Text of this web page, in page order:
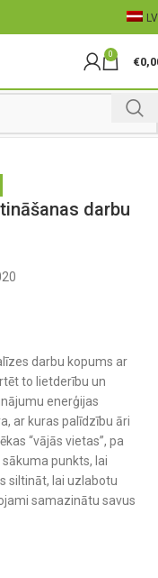
LV
0
€
darbu
darbu kopums ar
to lietderību un
enerģijas
ar kuras palīdzību āri
“vājās vietas”, pa
punkts, lai
siltināt, lai uzlabotu
samazinātu savus